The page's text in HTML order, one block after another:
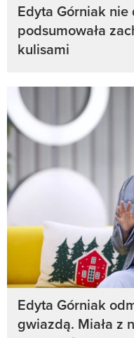
Edyta Górniak nie
podsumowała
kulisami
Edyta Górniak
gwiazdą. Miała z